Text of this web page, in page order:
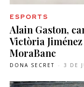
ESPORTS
Alain Gaston,
Victòria
MoraBanc
DONA SECRET - 3 DE